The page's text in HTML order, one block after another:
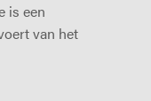
is een
van het